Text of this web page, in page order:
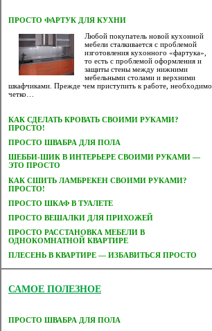
ПРОСТО ФАРТУК ДЛЯ КУХНИ
Любой покупатель новой кухонной
мебели сталкивается с проблемой
изготовления кухонного «фартука»,
то есть с проблемой оформления и
защиты стены между нижними
мебельными столами и верхними
шкафчиками. Прежде чем приступить к работе, необходимо
четко…
КАК СДЕЛАТЬ КРОВАТЬ СВОИМИ РУКАМИ?
ПРОСТО!
ПРОСТО ШВАБРА ДЛЯ ПОЛА
ШЕББИ-ШИК В ИНТЕРЬЕРЕ СВОИМИ РУКАМИ —
ЭТО ПРОСТО
КАК СШИТЬ ЛАМБРЕКЕН СВОИМИ РУКАМИ?
ПРОСТО!
ПРОСТО ШКАФ В ТУАЛЕТЕ
ПРОСТО ВЕШАЛКИ ДЛЯ ПРИХОЖЕЙ
ПРОСТО РАССТАНОВКА МЕБЕЛИ В
ОДНОКОМНАТНОЙ КВАРТИРЕ
ПЛЕСЕНЬ В КВАРТИРЕ — ИЗБАВИТЬСЯ ПРОСТО
САМОЕ ПОЛЕЗНОЕ
ПРОСТО ШВАБРА ДЛЯ ПОЛА